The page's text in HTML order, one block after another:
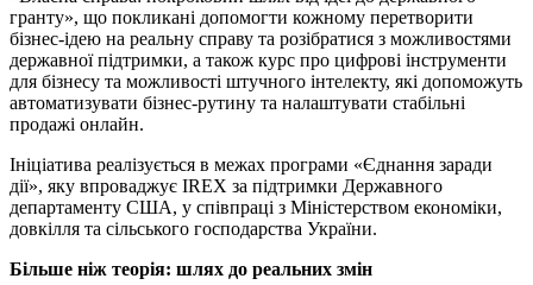
гранту», що покликані допомогти кожному перетворити
бізнес-ідею на реальну справу та розібратися з можливостями
державної підтримки, а також курс про цифрові інструменти
для бізнесу та можливості штучного інтелекту, які допоможуть
автоматизувати бізнес-рутину та налаштувати стабільні
продажі онлайн.
Ініціатива реалізується в межах програми «Єднання заради
дії», яку впроваджує IREX за підтримки Державного
департаменту США, у співпраці з Міністерством економіки,
довкілля та сільського господарства України.
Більше ніж теорія: шлях до реальних змін